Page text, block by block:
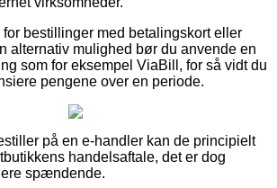
bestillinger med betalingskort eller
alternativ mulighed bør du anvende en
som for eksempel ViaBill, for så vidt du
pengene over en periode.
på en e-handler kan de principielt
handelsaftale, det er dog
spændende.